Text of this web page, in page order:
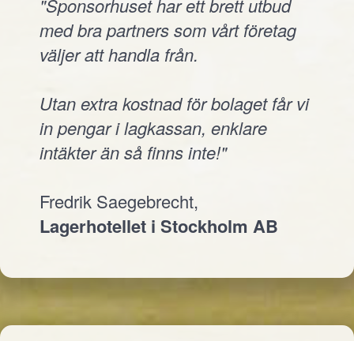
"Sponsorhuset har ett brett utbud
med bra partners som vårt företag
väljer att handla från.
Utan extra kostnad för bolaget får vi
in pengar i lagkassan, enklare
intäkter än så finns inte!"
Fredrik Saegebrecht,
Lagerhotellet i Stockholm AB